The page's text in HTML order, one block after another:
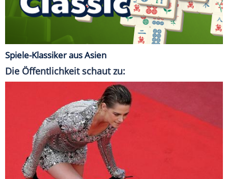
Spiele-Klassiker aus Asien
Die Öffentlichkeit schaut zu: